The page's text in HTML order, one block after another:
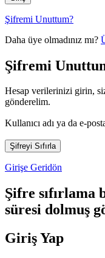
Şifremi Unuttum?
Daha üye olmadınız mı?
Şifremi
Hesap verilerinizi girin,
gönderelim.
Kullanıcı adı ya da e-
Girişe Geridön
Şifre sıfırlama
süresi dolmuş
Giriş Yap